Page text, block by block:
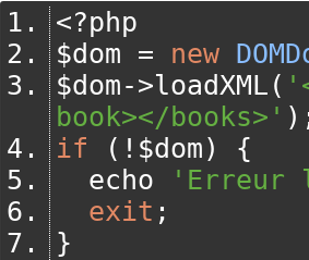
<?php
$dom = new
$dom->loadXML (
book></books>'
if
(! $dom)
{
	echo
'Erreur
exit ;
}